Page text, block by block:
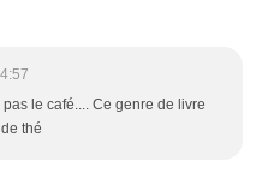
le café.... Ce genre de livre
thé